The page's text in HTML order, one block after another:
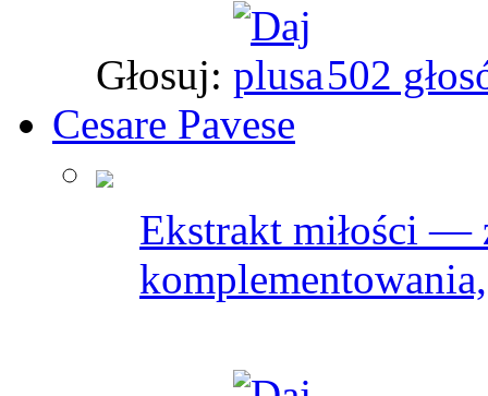
Głosuj:
502
Cesare Pavese
Ekstrakt miłości —